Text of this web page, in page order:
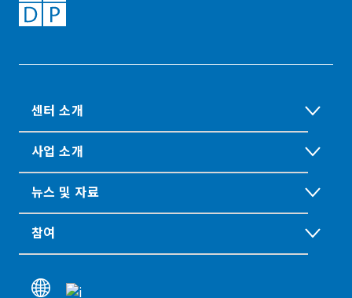
센터 소개
사업 소개
뉴스 및 자료
참여